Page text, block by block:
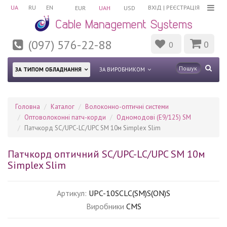
UA RU EN ВХІД | РЕЄСТРАЦІЯ
EUR UAH USD
(097) 576-22-88 0 0
ЗА ТИПОМ ОБЛАДНАННЯ ЗА ВИРОБНИКОМ
Головна Каталог
Волоконно-оптичні системи
Оптоволоконні патч-корди
Одномодові (Е9/125) SM
Патчкорд SC/UPC-LC/UPC SM 10м Simplex Slim
Патчкорд оптичний SC/UPC-LC/UPC SM 10м
Simplex Slim
Артикул: UPC-10SCLC(SM)S(ON)S
Виробники CMS